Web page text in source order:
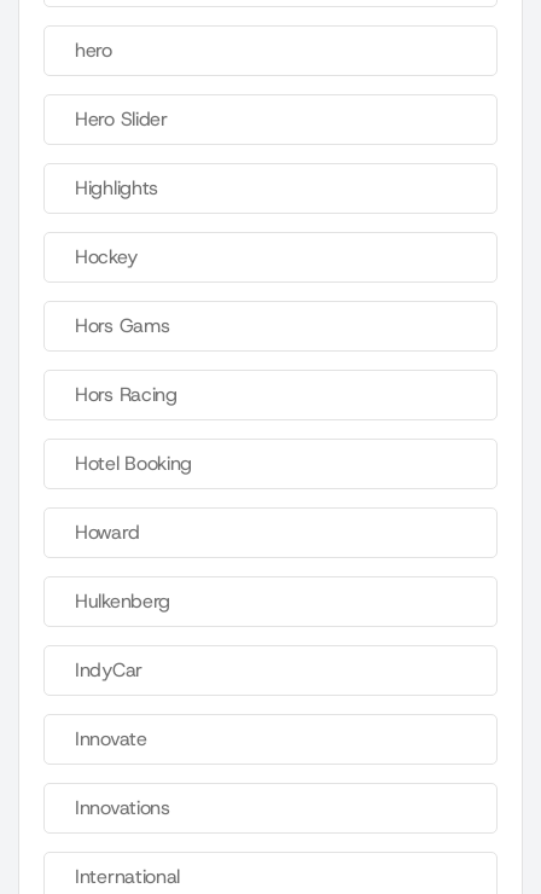
hero
Hero Slider
Highlights
Hockey
Hors Gams
Hors Racing
Hotel Booking
Howard
Hulkenberg
IndyCar
Innovate
Innovations
International